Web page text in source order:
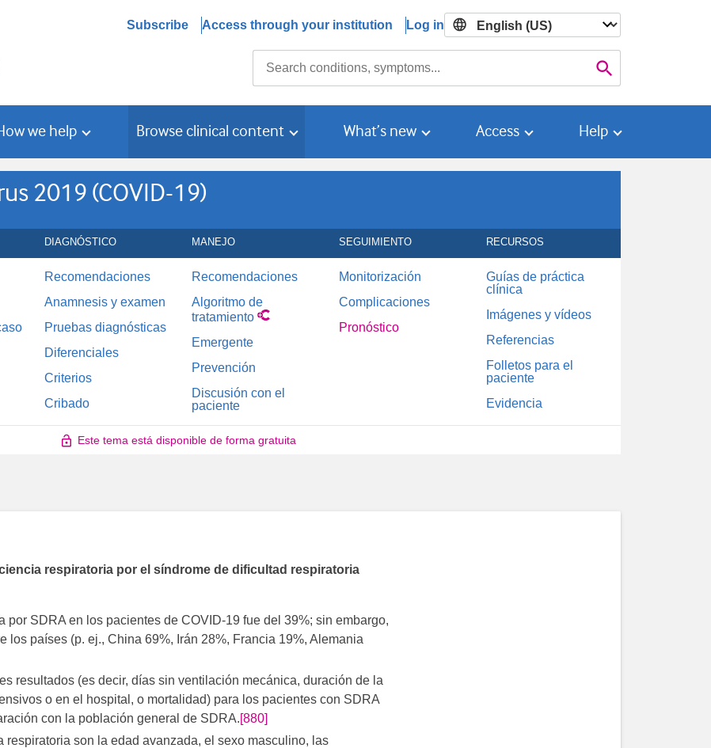
Subscribe Access through your institution Log in

we help Browse clinical content What’s new Access Help
2019 (COVID-19)
DIAGNÓSTICO MANEJO SEGUIMIENTO RECURSOS
Recomendaciones
Anamnesis y examen
Pruebas diagnósticas
Diferenciales
Criterios
Cribado
Recomendaciones
Algoritmo de
tratamiento
Emergente
Prevención
Discusión con el
paciente
Monitorización
Complicaciones
Pronóstico
Guías de práctica
clínica
Imágenes y vídeos
Referencias
Folletos para el
paciente
Evidencia
Este tema está disponible de forma gratuita
respiratoria por el síndrome de dificultad respiratoria
por SDRA en los pacientes de COVID-19 fue del 39%; sin embargo,
los países (p. ej., China 69%, Irán 28%, Francia 19%, Alemania
resultados (es decir, días sin ventilación mecánica, duración de la
o en el hospital, o mortalidad) para los pacientes con SDRA
con la población general de SDRA.[880]
respiratoria son la edad avanzada, el sexo masculino, las